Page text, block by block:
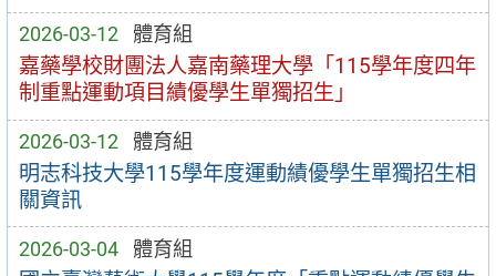
2026-03-12 體育組
嘉藥學校財團法人嘉南藥理大學「115學年度四年
制重點運動項目績優學生單獨招生」
2026-03-12 體育組
明志科技大學115學年度運動績優學生單獨招生相
關資訊
2026-03-04 體育組